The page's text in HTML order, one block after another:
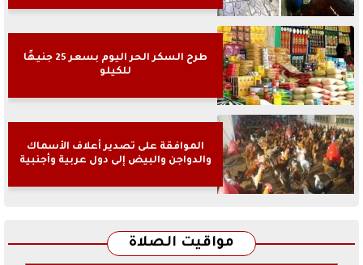
طرح السكر الحر اليوم بسعر 25 جنيهًا
للكيلو
الموافقة على تصدير أعلاف الأسماك
والدواجن والبيض إلى دول عربية وأجنبية
مواقيت الصلاة